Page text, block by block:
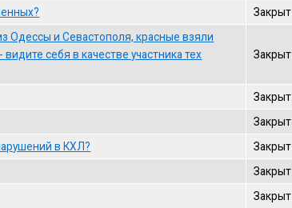
Закрыт
Одессы и Севастополя, красные взяли
себя в качестве участника тех
Закрыт
Закрыт
Закрыт
в КХЛ? Закрыт
Закрыт
Закрыт